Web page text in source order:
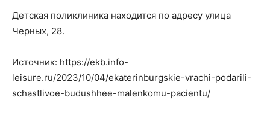
Детская поликлиника находится по адресу улица
Черных, 28.
Источник: https://ekb.info-
leisure.ru/2023/10/04/ekaterinburgskie-vrachi-podarili-
schastlivoe-budushhee-malenkomu-pacientu/